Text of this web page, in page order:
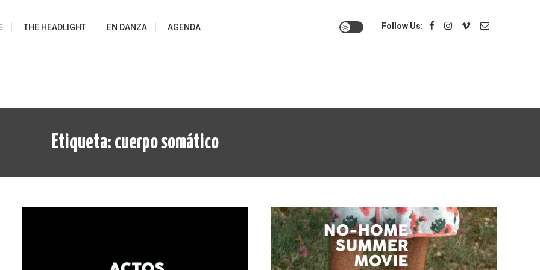
THE HEADLIGHT EN DANZA AGENDA Follow Us:
Etiqueta: cuerpo somático